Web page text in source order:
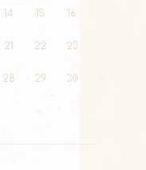
14 15 16
21 22 23
28 29 30